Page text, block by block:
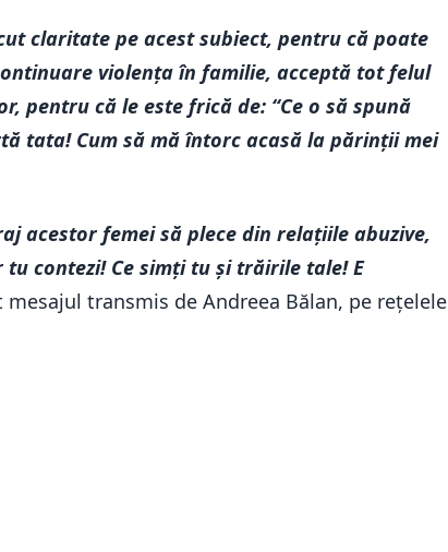
claritate pe acest subiect, pentru că poate
violența în familie, acceptă tot felul
pentru că le este frică de: “Ce o să spună
tata! Cum să mă întorc acasă la părinții mei
acestor femei să plece din relațiile abuzive,
contezi! Ce simți tu și trăirile tale! E
mesajul transmis de Andreea Bălan, pe rețelele